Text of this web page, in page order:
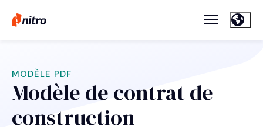
MODÈLE PDF
Modèle de contrat de
construction